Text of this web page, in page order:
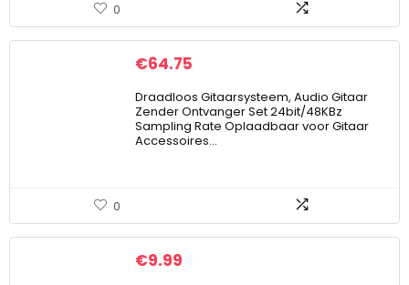
0
€64.75
Draadloos Gitaarsysteem, Audio Gitaar
Zender Ontvanger Set 24bit/48KBz
Sampling Rate Oplaadbaar voor Gitaar
Accessoires…
0
€9.99